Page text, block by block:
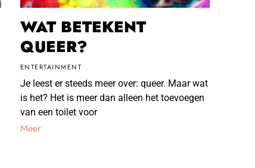
WAT BETEKENT
QUEER?
ENTERTAINMENT
Je leest er steeds meer over: queer. Maar wat
is het? Het is meer dan alleen het toevoegen
van een toilet voor
Meer